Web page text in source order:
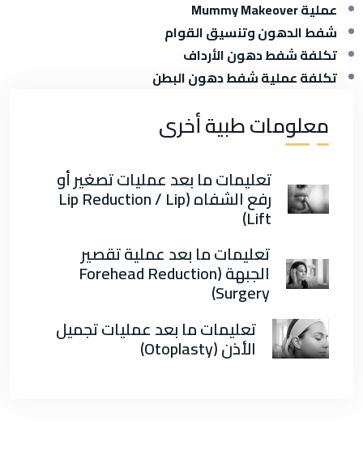
عملية Mummy Makeover
شفط الدهون وتنسيق القوام
تكلفة شفط دهون الأرداف
تكلفة عملية شفط دهون البطن
معلومات طبية أخرى
تعليمات ما بعد عمليات تصغير أو
رفع الشفاه (Lip Reduction / Lip
Lift)
تعليمات ما بعد عملية تقصير
الجبهة (Forehead Reduction
Surgery)
تعليمات ما بعد عمليات تجميل
الأذن (Otoplasty)